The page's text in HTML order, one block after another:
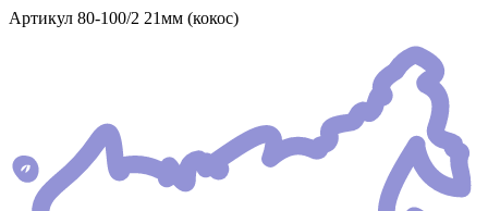
Артикул 80-100/2 21мм (кокос)